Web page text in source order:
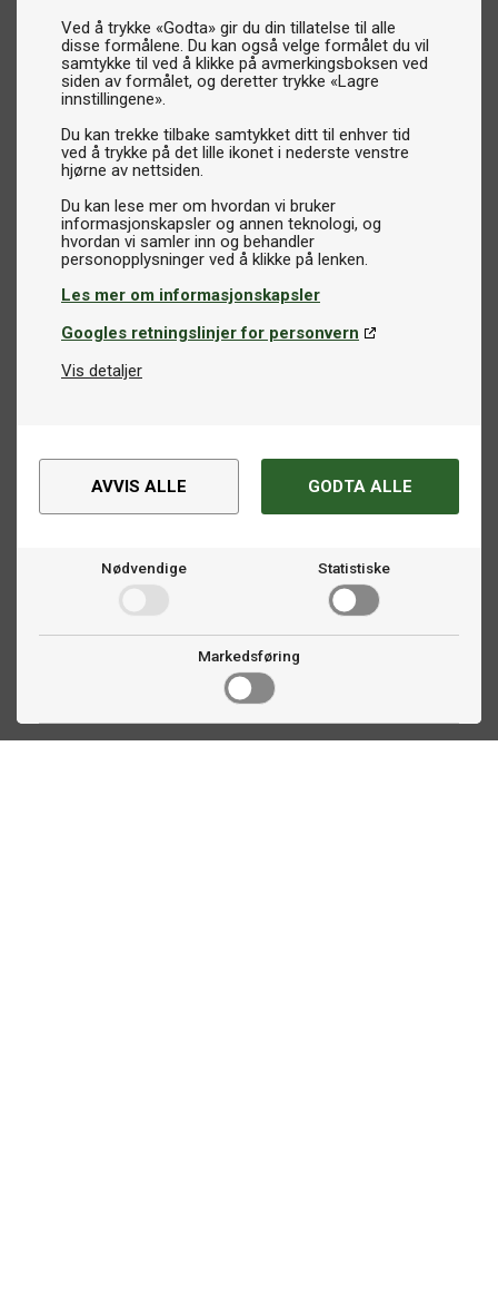
Ved å trykke «Godta» gir du din tillatelse til alle
disse formålene. Du kan også velge formålet du vil
samtykke til ved å klikke på avmerkingsboksen ved
siden av formålet, og deretter trykke «Lagre
innstillingene».
Du kan trekke tilbake samtykket ditt til enhver tid
ved å trykke på det lille ikonet i nederste venstre
hjørne av nettsiden.
Du kan lese mer om hvordan vi bruker
informasjonskapsler og annen teknologi, og
hvordan vi samler inn og behandler
Les mer om informasjonskapsler
Googles retningslinjer for personvern
Vis detaljer
AVVIS ALLE GODTA ALLE
Nødvendige Statistiske
Markedsføring